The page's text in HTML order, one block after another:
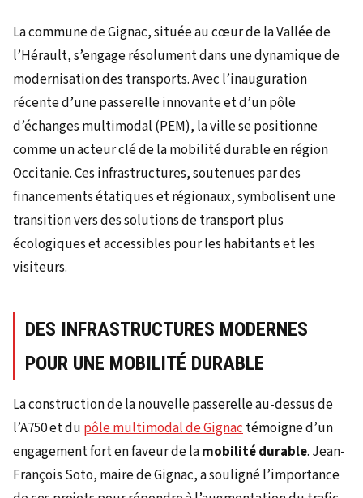
La commune de Gignac, située au cœur de la Vallée de
l’Hérault, s’engage résolument dans une dynamique de
modernisation des transports. Avec l’inauguration
récente d’une passerelle innovante et d’un pôle
d’échanges multimodal (PEM), la ville se positionne
comme un acteur clé de la mobilité durable en région
Occitanie. Ces infrastructures, soutenues par des
financements étatiques et régionaux, symbolisent une
transition vers des solutions de transport plus
écologiques et accessibles pour les habitants et les
visiteurs.
DES INFRASTRUCTURES MODERNES
POUR UNE MOBILITÉ DURABLE
La construction de la nouvelle passerelle au-dessus de
l’A750 et du pôle multimodal de Gignactémoigne d’un
engagement fort en faveur de lamobilité durable. Jean-
François Soto, maire de Gignac, a souligné l’importance